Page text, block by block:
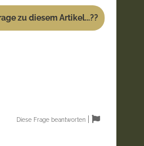
zu diesem Artikel...??
Diese Frage beantworten |